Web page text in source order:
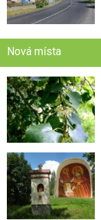
Nová místa